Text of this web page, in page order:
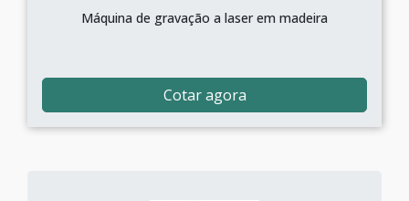
Máquina de gravação a laser em madeira
Cotar agora